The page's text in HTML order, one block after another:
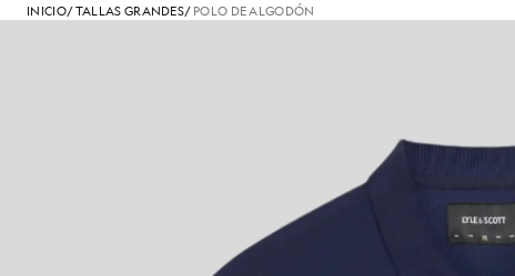
INICIO/TALLAS GRANDES/ POLO DE ALGODÓN